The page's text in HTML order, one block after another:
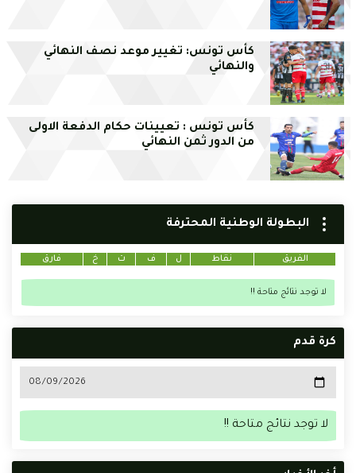
كأس تونس: تغيير موعد نصف النهائي
والنهائي
كأس تونس : تعيينات حكام الدفعة الاولى
من الدور ثمن النهائي
البطولة الوطنية المحترفة
الفريق نقاط ل ف ت خ فارق
لا توجد نتائج متاحة !!
كرة قدم
لا توجد نتائج متاحة !!